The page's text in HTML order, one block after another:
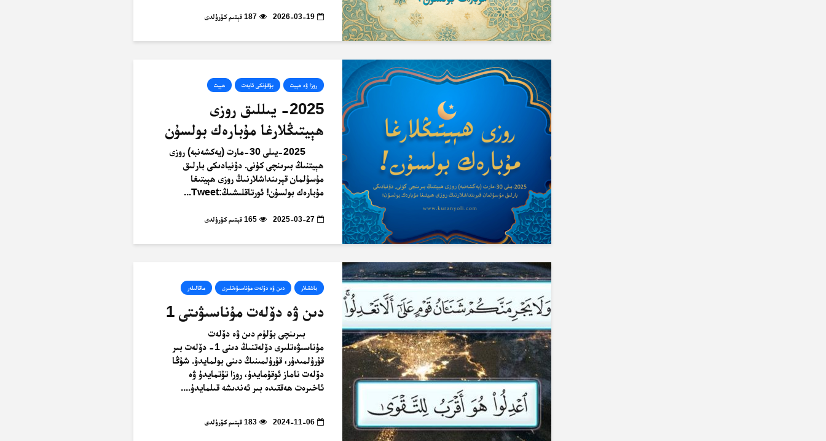
2026-03-19 187 قېتىم كۆرۈلدى
روزا ۋە ھېيت بۈگۈنكى ئايەت ھېيت
2025- يىللىق روزى
ھېيتىڭلارغا مۇبارەك بولسۇن
2025-يىلى 30-مارت (يەكشەنبە) روزى
ھېيتنىڭ بىرىنچى كۈنى. دۇنيادىكى بارلىق
مۇسۇلمان قېرىنداشلارنىڭ روزى ھېيتىغا
مۇبارەك بولسۇن! ئورتاقلىشىڭ:Tweet...
2025-03-27 165 قېتىم كۆرۈلدى
باشقىلار دىن ۋە دۆلەت مۇناسىۋەتلىرى ماقالىلەر
دىن ۋە دۆلەت مۇناسىۋىتى 1
بىرىنچى بۆلۈم دىن ۋە دۆلەت
مۇناسىۋەتلىرى دۆلەتنىڭ دىنى 1- دۆلەت بىر
قۇرۇلمىدۇر، قۇرۇلمىنىڭ دىنى بولمايدۇ. شۇڭا
دۆلەت ناماز ئوقۇمايدۇ، روزا تۇتمايدۇ ۋە
ئاخىرەت ھەققىدە بىر ئەندىشە قىلمايدۇ....
2024-11-06 183 قېتىم كۆرۈلدى